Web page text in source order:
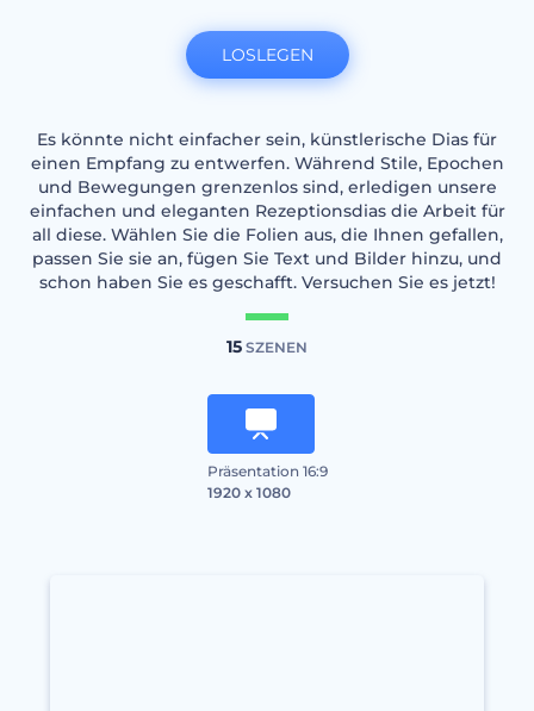
Es könnte nicht einfacher sein, künstlerische Dias für
einen Empfang zu entwerfen. Während Stile, Epochen
und Bewegungen grenzenlos sind, erledigen unsere
einfachen und eleganten Rezeptionsdias die Arbeit für
all diese. Wählen Sie die Folien aus, die Ihnen gefallen,
passen Sie sie an, fügen Sie Text und Bilder hinzu, und
schon haben Sie es geschafft. Versuchen Sie es jetzt!
15 SZENEN
Präsentation 16:9
1920 x 1080
LOSLEGEN